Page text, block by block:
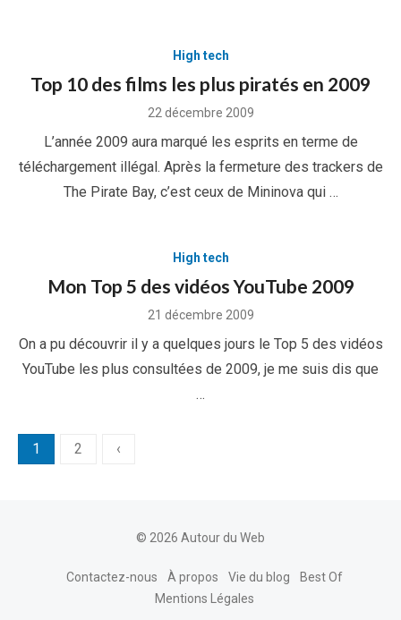
High tech
Top 10 des films les plus piratés en 2009
Posted
22 décembre 2009
L’année 2009 aura marqué les esprits en terme de
téléchargement illégal. Après la fermeture des trackers de
The Pirate Bay, c’est ceux de Mininova qui …
High tech
Mon Top 5 des vidéos YouTube 2009
Posted
21 décembre 2009
On a pu découvrir il y a quelques jours le Top 5 des vidéos
YouTube les plus consultées de 2009, je me suis dis que
…
Pagination
des
1 2 ‹
© 2026 Autour du Web
Contactez-nous À propos Vie du blog
Best Of
Mentions Légales